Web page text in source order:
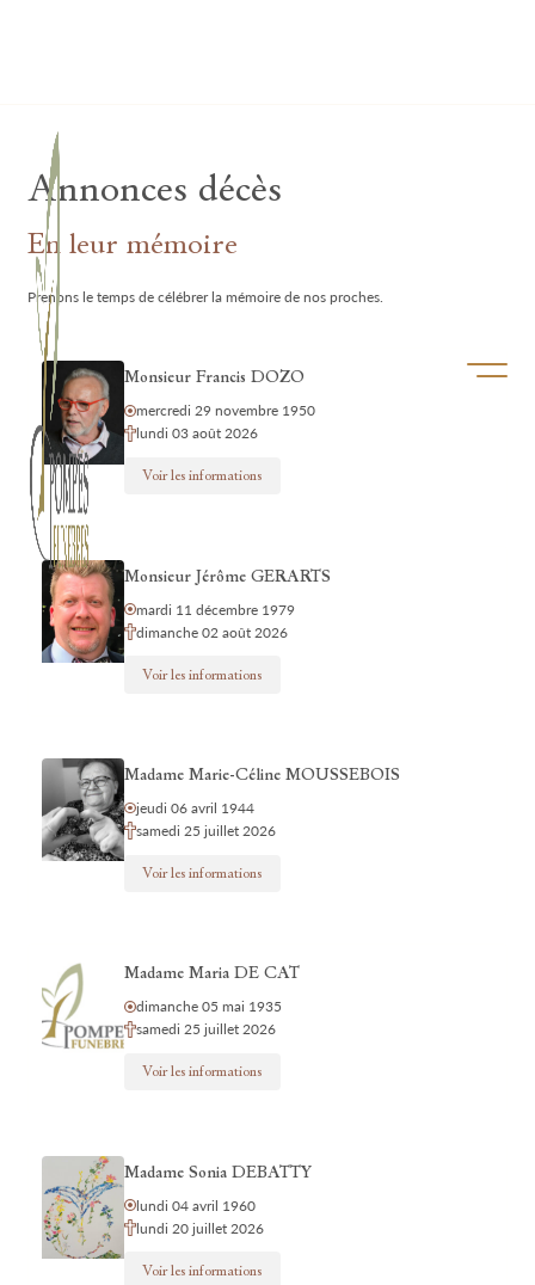
Ouvrir/
Annonces décès
En leur mémoire
Prenons le temps de célébrer la mémoire de nos proches.
Monsieur Francis DOZO
mercredi 29 novembre 1950
lundi 03 août 2026
Voir les informations
Monsieur Jérôme GERARTS
mardi 11 décembre 1979
dimanche 02 août 2026
Voir les informations
Madame Marie-Céline MOUSSEBOIS
jeudi 06 avril 1944
samedi 25 juillet 2026
Voir les informations
Madame Maria DE CAT
dimanche 05 mai 1935
samedi 25 juillet 2026
Voir les informations
Madame Sonia DEBATTY
lundi 04 avril 1960
lundi 20 juillet 2026
Voir les informations